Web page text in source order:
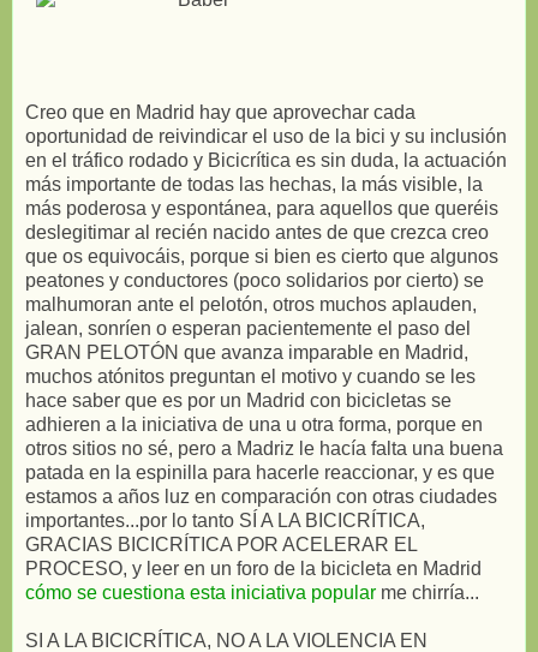
Creo que en Madrid hay que aprovechar cada
oportunidad de reivindicar el uso de la bici y su inclusión
en el tráfico rodado y Bicicrítica es sin duda, la actuación
más importante de todas las hechas, la más visible, la
más poderosa y espontánea, para aquellos que queréis
deslegitimar al recién nacido antes de que crezca creo
que os equivocáis, porque si bien es cierto que algunos
peatones y conductores (poco solidarios por cierto) se
malhumoran ante el pelotón, otros muchos aplauden,
jalean, sonríen o esperan pacientemente el paso del
GRAN PELOTÓN que avanza imparable en Madrid,
muchos atónitos preguntan el motivo y cuando se les
hace saber que es por un Madrid con bicicletas se
adhieren a la iniciativa de una u otra forma, porque en
otros sitios no sé, pero a Madriz le hacía falta una buena
patada en la espinilla para hacerle reaccionar, y es que
estamos a años luz en comparación con otras ciudades
importantes...por lo tanto SÍ A LA BICICRÍTICA,
GRACIAS BICICRÍTICA POR ACELERAR EL
PROCESO, y leer en un foro de la bicicleta en Madrid
cómo se cuestiona esta iniciativa popular me chirría...
SI A LA BICICRÍTICA, NO A LA VIOLENCIA EN